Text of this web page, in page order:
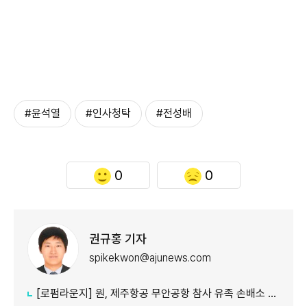
#윤석열 #인사청탁 #전성배
0 0
권규홍 기자
spikekwon@ajunews.com
[로펌라운지] 원, 제주항공 무안공항 참사 유족 손배소 대리..."참사 진상 명확히 규명"